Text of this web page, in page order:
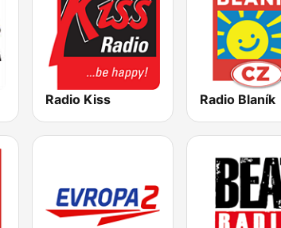
Radio Kiss Radio Blaník